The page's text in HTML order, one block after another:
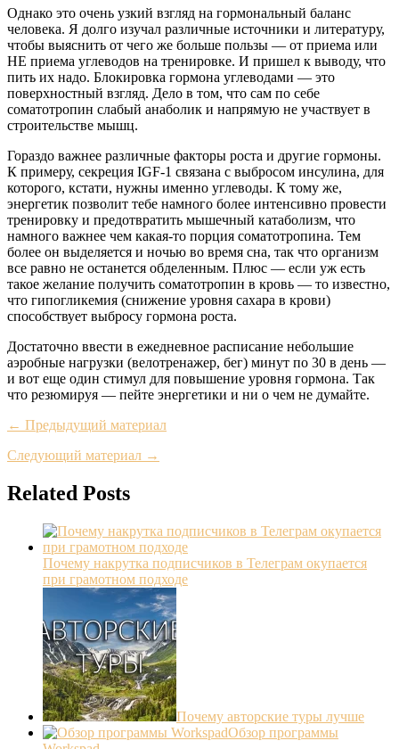
Однако это очень узкий взгляд на гормональный баланс
человека. Я долго изучал различные источники и литературу,
чтобы выяснить от чего же больше пользы — от приема или
НЕ приема углеводов на тренировке. И пришел к выводу, что
пить их надо. Блокировка гормона углеводами — это
поверхностный взгляд. Дело в том, что сам по себе
соматотропин слабый анаболик и напрямую не участвует в
строительстве мышц.
Гораздо важнее различные факторы роста и другие гормоны.
К примеру, секреция IGF-1 связана с выбросом инсулина, для
которого, кстати, нужны именно углеводы. К тому же,
энергетик позволит тебе намного более интенсивно провести
тренировку и предотвратить мышечный катаболизм, что
намного важнее чем какая-то порция соматотропина. Тем
более он выделяется и ночью во время сна, так что организм
все равно не останется обделенным. Плюс — если уж есть
такое желание получить соматотропин в кровь — то известно,
что гипогликемия (снижение уровня сахара в крови)
способствует выбросу гормона роста.
Достаточно ввести в ежедневное расписание небольшие
аэробные нагрузки (велотренажер, бег) минут по 30 в день —
и вот еще один стимул для повышение уровня гормона. Так
что резюмируя — пейте энергетики и ни о чем не думайте.
← Предыдущий материал
Следующий материал →
Related Posts
Почему накрутка подписчиков в Телеграм окупается
при грамотном подходе
Почему авторские туры лучше
Обзор программы